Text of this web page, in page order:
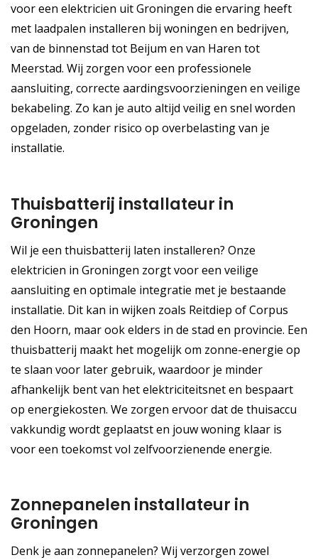
voor een elektricien uit Groningen die ervaring heeft
met laadpalen installeren bij woningen en bedrijven,
van de binnenstad tot Beijum en van Haren tot
Meerstad. Wij zorgen voor een professionele
aansluiting, correcte aardingsvoorzieningen en veilige
bekabeling. Zo kan je auto altijd veilig en snel worden
opgeladen, zonder risico op overbelasting van je
installatie.
Thuisbatterij installateur in
Groningen
Wil je een thuisbatterij laten installeren? Onze
elektricien in Groningen zorgt voor een veilige
aansluiting en optimale integratie met je bestaande
installatie. Dit kan in wijken zoals Reitdiep of Corpus
den Hoorn, maar ook elders in de stad en provincie. Een
thuisbatterij maakt het mogelijk om zonne-energie op
te slaan voor later gebruik, waardoor je minder
afhankelijk bent van het elektriciteitsnet en bespaart
op energiekosten. We zorgen ervoor dat de thuisaccu
vakkundig wordt geplaatst en jouw woning klaar is
voor een toekomst vol zelfvoorzienende energie.
Zonnepanelen installateur in
Groningen
Denk je aan zonnepanelen? Wij verzorgen zowel